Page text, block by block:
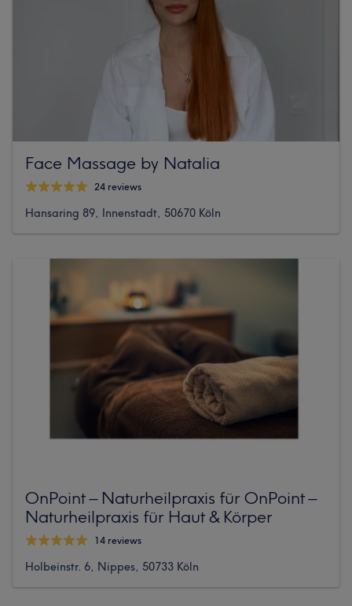
Face Massage by Natalia
24 reviews
Hansaring 89, Innenstadt, 50670 Köln
OnPoint – Naturheilpraxis für OnPoint –
Naturheilpraxis für Haut & Körper
14 reviews
Holbeinstr. 6, Nippes, 50733 Köln